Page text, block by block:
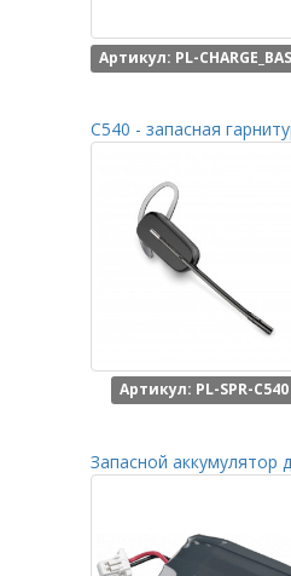
Артикул: PL-
C540 - запасная
Артикул: PL-SPR-C540
Запасной аккумулятор